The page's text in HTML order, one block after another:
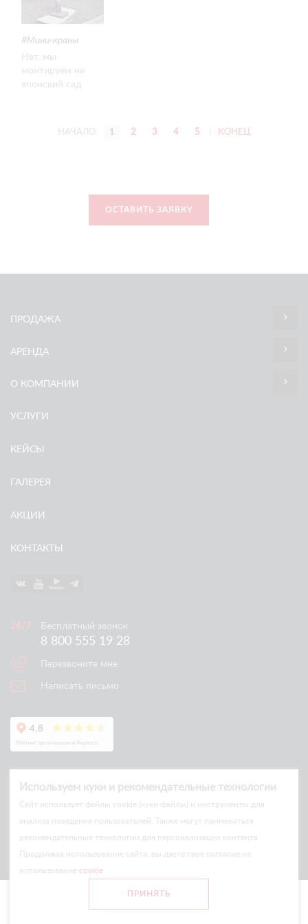
Мини-краны
Нет, мы
монтируем не
японский сад
тоже очень
НАЧАЛО 1 2 3 4 5 КОНЕЦ
ОСТАВИТЬ ЗАЯВКУ
© Arlift 2026
All rights reserved
ПРОДАЖА
АРЕНДА
О КОМПАНИИ
УСЛУГИ
КЕЙСЫ
ГАЛЕРЕЯ
АКЦИИ
КОНТАКТЫ
Бесплатный звонок
8 800 555 19 28
Перезвоните мне
Написать письмо
Используем куки и рекомендательные технологии
Cайт использует файлы cookie (куки-файлы) и инструменты для
анализа поведения пользователей. Также могут применяться
рекомендательные технологии для персонализации контента.
Продолжая использование сайта, вы даете свое согласие на
использование cookie
ПРИНЯТЬ